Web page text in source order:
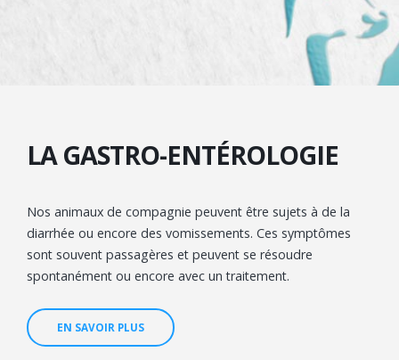
LA GASTRO-ENTÉROLOGIE
Nos animaux de compagnie peuvent être sujets à de la
diarrhée ou encore des vomissements. Ces symptômes
sont souvent passagères et peuvent se résoudre
spontanément ou encore avec un traitement.
EN SAVOIR PLUS